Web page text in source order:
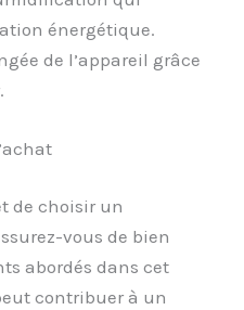
énergétique.
de l’appareil grâce
de choisir un
vous de bien
abordés dans cet
contribuer à un